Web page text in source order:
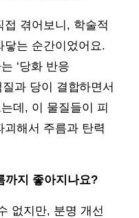
접 겪어보니, 학술적
닿는 순간이었어요.
‘당화 반응
과 당이 결합하면서
데, 이 물질들이 피
괴해서 주름과 탄력
까지 좋아지나요?
없지만, 분명 개선